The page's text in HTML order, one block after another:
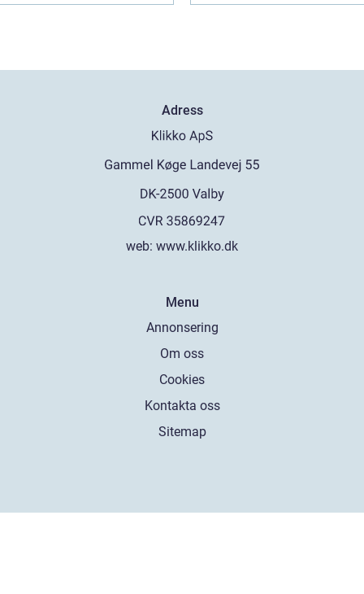
Adress
web: www.klikko.dk
Menu
Annonsering
Om oss
Cookies
Kontakta oss
Sitemap